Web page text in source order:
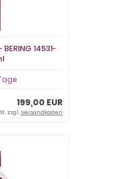
14531-
199,00 EUR
zzgl.Versandkosten